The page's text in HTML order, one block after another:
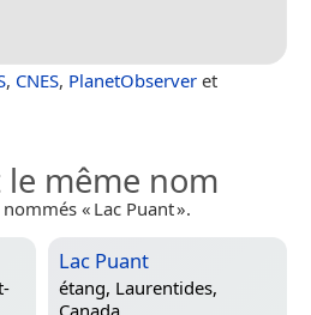
, CNES, PlanetObserver et
même nom
« Lac Puant ».
Lac Puant
étang, Laurentides,